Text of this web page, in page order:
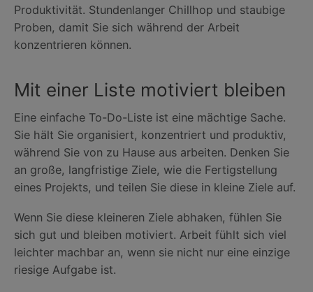
Produktivität. Stundenlanger Chillhop und staubige
Proben, damit Sie sich während der Arbeit
konzentrieren können.
Mit einer Liste motiviert bleiben
Eine einfache To-Do-Liste ist eine mächtige Sache.
Sie hält Sie organisiert, konzentriert und produktiv,
während Sie von zu Hause aus arbeiten. Denken Sie
an große, langfristige Ziele, wie die Fertigstellung
eines Projekts, und teilen Sie diese in kleine Ziele auf.
Wenn Sie diese kleineren Ziele abhaken, fühlen Sie
sich gut und bleiben motiviert. Arbeit fühlt sich viel
leichter machbar an, wenn sie nicht nur eine einzige
riesige Aufgabe ist.